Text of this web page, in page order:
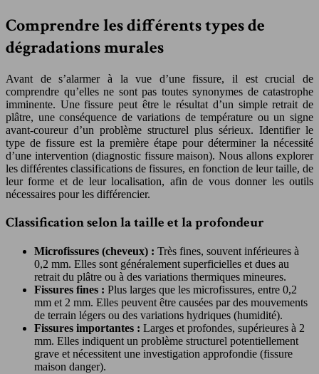
Comprendre les différents types de
dégradations murales
Avant de s’alarmer à la vue d’une fissure, il est crucial de
comprendre qu’elles ne sont pas toutes synonymes de catastrophe
imminente. Une fissure peut être le résultat d’un simple retrait de
plâtre, une conséquence de variations de température ou un signe
avant-coureur d’un problème structurel plus sérieux. Identifier le
type de fissure est la première étape pour déterminer la nécessité
d’une intervention (diagnostic fissure maison). Nous allons explorer
les différentes classifications de fissures, en fonction de leur taille, de
leur forme et de leur localisation, afin de vous donner les outils
nécessaires pour les différencier.
Classification selon la taille et la profondeur
Microfissures (cheveux) : Très fines, souvent inférieures à
0,2 mm. Elles sont généralement superficielles et dues au
retrait du plâtre ou à des variations thermiques mineures.
Fissures fines : Plus larges que les microfissures, entre 0,2
mm et 2 mm. Elles peuvent être causées par des mouvements
de terrain légers ou des variations hydriques (humidité).
Fissures importantes : Larges et profondes, supérieures à 2
mm. Elles indiquent un problème structurel potentiellement
grave et nécessitent une investigation approfondie (fissure
maison danger).